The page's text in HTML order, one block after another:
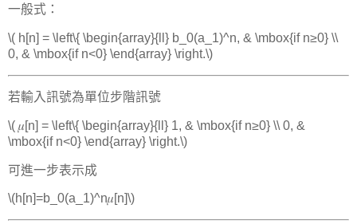
一般式：
\( h[n] = \left\{ \begin{array}{ll} b_0(a_1)^n, & \mbox{if n≥0} \\
0, & \mbox{if n<0} \end{array} \right.\)
若輸入訊號為單位步階訊號
\( 𝜇[n] = \left\{ \begin{array}{ll} 1, & \mbox{if n≥0} \\ 0, &
\mbox{if n<0} \end{array} \right.\)
可進一步表示成
\(h[n]=b_0(a_1)^n𝜇[n]\)